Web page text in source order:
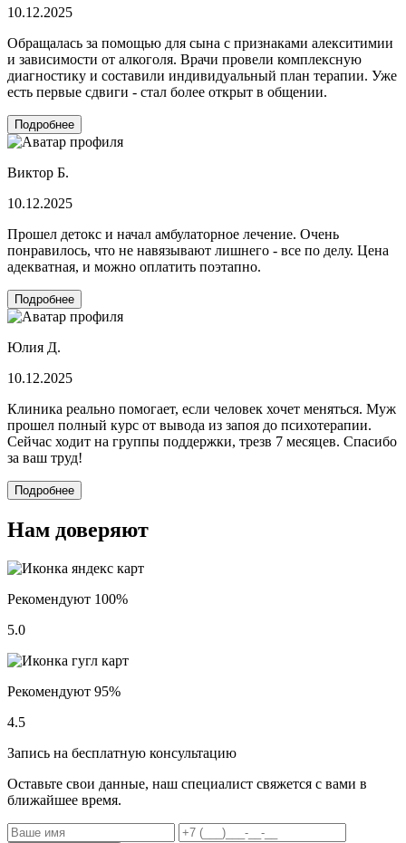
10.12.2025
Обращалась за помощью для сына с признаками алекситимии
и зависимости от алкоголя. Врачи провели комплексную
диагностику и составили индивидуальный план терапии. Уже
есть первые сдвиги - стал более открыт в общении.
Подробнее
Виктор Б.
10.12.2025
Прошел детокс и начал амбулаторное лечение. Очень
понравилось, что не навязывают лишнего - все по делу. Цена
адекватная, и можно оплатить поэтапно.
Подробнее
Юлия Д.
10.12.2025
Клиника реально помогает, если человек хочет меняться. Муж
прошел полный курс от вывода из запоя до психотерапии.
Сейчас ходит на группы поддержки, трезв 7 месяцев. Спасибо
за ваш труд!
Подробнее
Нам доверяют
Рекомендуют 100%
5.0
Рекомендуют 95%
4.5
Запись на бесплатную консультацию
Оставьте свои данные, наш специалист свяжется с вами в
ближайшее время.